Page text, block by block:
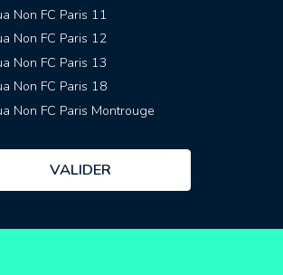
Non FC Paris 11
Non FC Paris 12
Non FC Paris 13
Non FC Paris 18
Non FC Paris Montrouge